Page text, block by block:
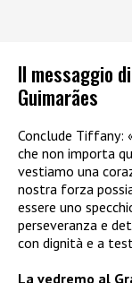
Il messaggio
Guimarães
Conclude Tiffany:
che non importa
vestiamo una
nostra forza
essere uno
perseveranza e
con dignità e a
La vedremo al